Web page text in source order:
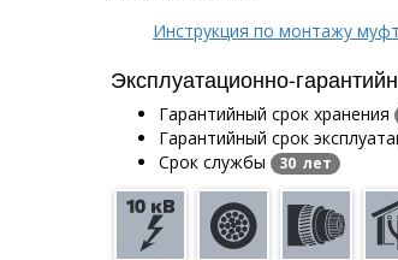
Инструкция по монтажу
Эксплуатационно-
Гарантийный срок хранения
Гарантийный срок
Срок службы 30 лет